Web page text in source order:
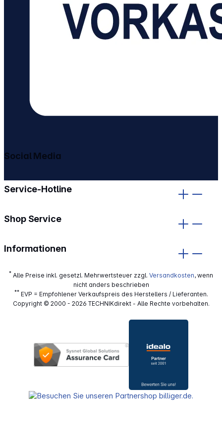
Service-Hotline
Shop Service
Informationen
Social Media
* Alle Preise inkl. gesetzl. Mehrwertsteuer zzgl. Versandkosten, wenn
nicht anders beschrieben
**EVP = Empfohlener Verkaufspreis des Herstellers / Lieferanten.
Copyright © 2000 - 2026 TECHNIKdirekt - Alle Rechte vorbehalten.